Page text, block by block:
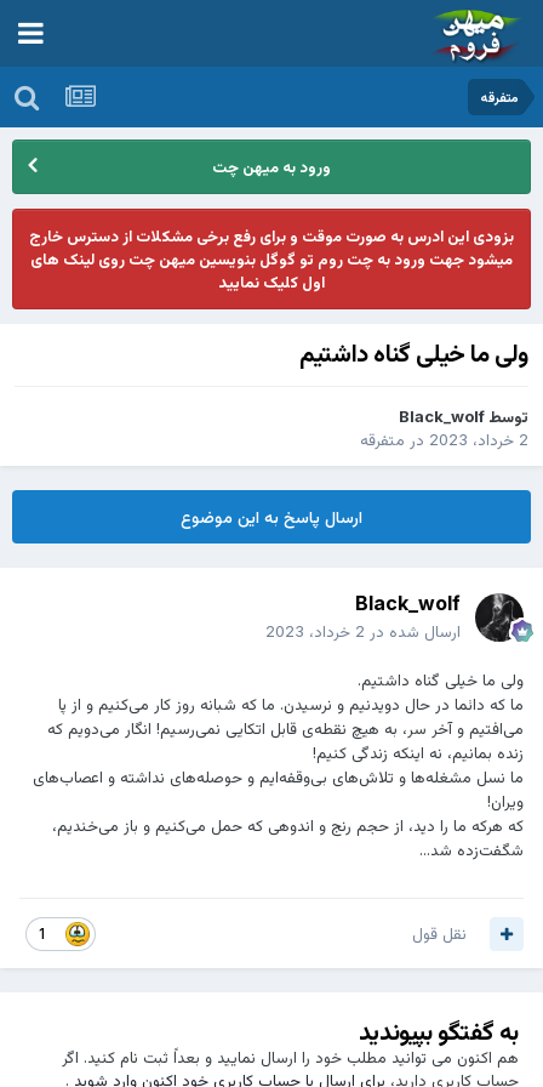
متفرقه
ورود به میهن چت
بزودی این ادرس به صورت موقت و برای رفع برخی مشکلات از دسترس خارج
میشود جهت ورود به چت روم تو گوگل بنویسین میهن چت روی لینک های
اول کلیک نمایید
ولی ما خیلی گناه داشتیم
توسط Black_wolf
2 خرداد، 2023
در متفرقه
ارسال پاسخ به این موضوع
Black_wolf
ارسال شده در 2 خرداد، 2023
ولی ما خیلی گناه داشتیم.
ما که دائما در حال دویدنیم و نرسیدن. ما که شبانه روز کار می‌کنیم و از پا
می‌افتیم و آخر سر، به هیچ نقطه‌ی قابل اتکایی نمی‌رسیم! انگار می‌دویم که
زنده‌ بمانیم، نه اینکه زندگی کنیم!
ما نسل مشغله‌ها و تلاش‌های بی‌وقفه‌ایم و حوصله‌های نداشته و اعصاب‌های
ویران!
که هرکه ما را دید، از حجم رنج و اندوهی که حمل می‌کنیم و باز می‌خندیم،
شگفت‌زده شد...
نقل قول
به گفتگو بپیوندید
هم اکنون می توانید مطلب خود را ارسال نمایید و بعداً ثبت نام کنید. اگر
حساب کاربری دارید، برای ارسال با حساب کاربری خود اکنون وارد شوید.